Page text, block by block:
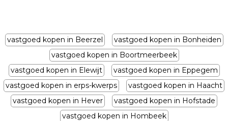
vastgoed kopen in Beerzel
vastgoed kopen in Bonheiden
vastgoed kopen in Boortmeerbeek
vastgoed kopen in Elewijt
vastgoed kopen in Eppegem
vastgoed kopen in erps-kwerps
vastgoed kopen in Haacht
vastgoed kopen in Hever
vastgoed kopen in Hofstade
vastgoed kopen in Hombeek